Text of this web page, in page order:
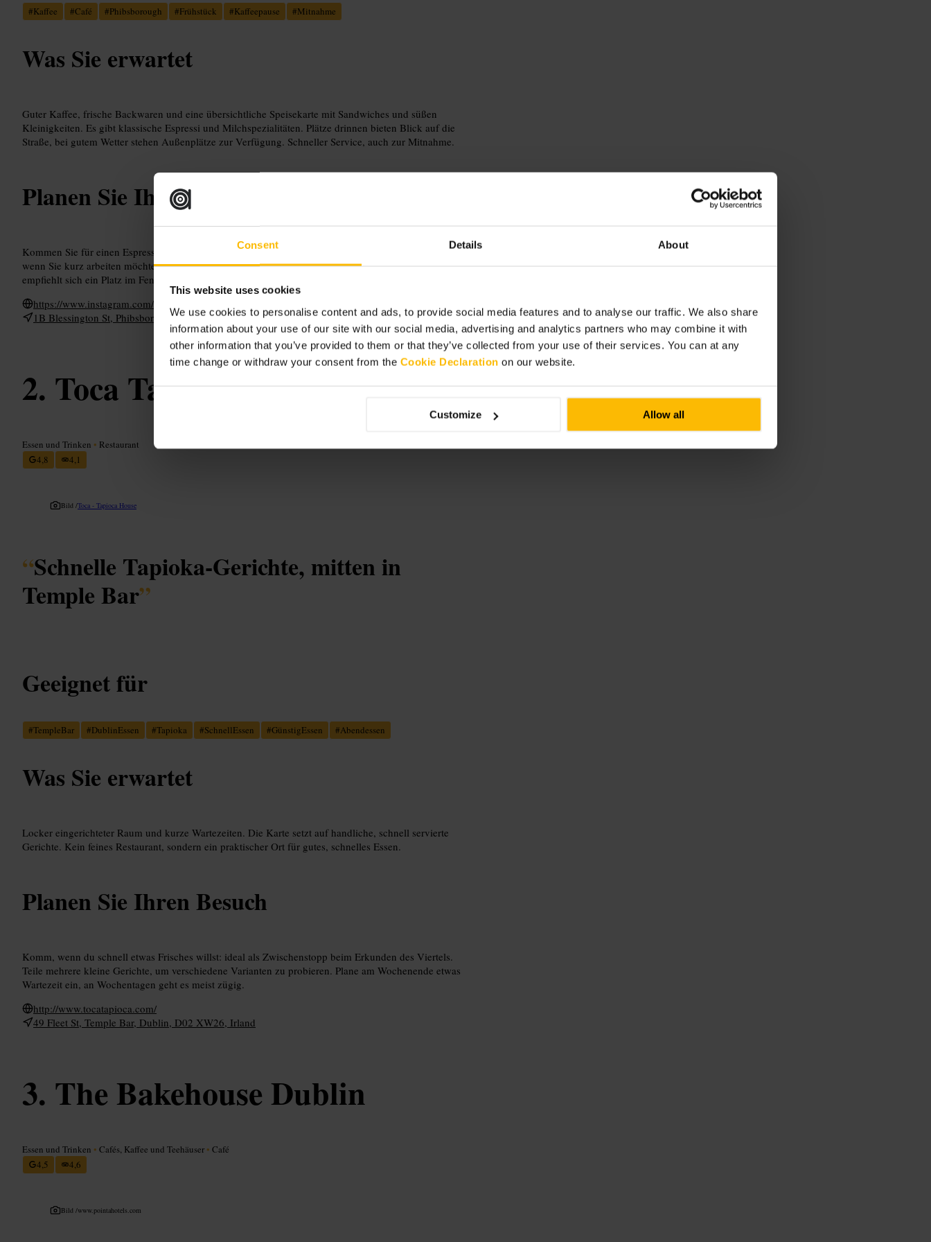
Consent Details About
This website uses cookies
We use cookies to personalise content and ads, to provide social media features and to analyse our traffic. We also share
information about your use of our site with our social media, advertising and analytics partners who may combine it with
other information that you’ve provided to them or that they’ve collected from your use of their services. You can at any
time change or withdraw your consent from the Cookie Declaration on our website.
Customize Allow all
#Kaffee #Café #Phibsborough #Frühstück #Kaffeepause #Mitnahme
Was Sie erwartet
Guter Kaffee, frische Backwaren und eine übersichtliche Speisekarte mit Sandwiches und süßen
Kleinigkeiten. Es gibt klassische Espressi und Milchspezialitäten. Plätze drinnen bieten Blick auf die
Straße, bei gutem Wetter stehen Außenplätze zur Verfügung. Schneller Service, auch zur Mitnahme.
Planen Sie Ihren Besuch
Kommen Sie für einen Espresso oder ein leichtes Frühstück. Bringen Sie bei Bedarf Ihr Notebook mit,
wenn Sie kurz arbeiten möchten, aber planen Sie keine langen Meetings ein. Für Treffen mit Freunden
empfiehlt sich ein Platz im Fenster oder draußen, je nach Wetter.
https://www.instagram.com/la_pausa_caffe/?hl=en
1B Blessington St, Phibsborough, Dublin 7, DO7 E223, Ireland
Toca Tapioca House
Essen und Trinken • Restaurant
4,8
4,1
Bild /Toca - Tapioca House
“Schnelle Tapioka-Gerichte, mitten in
Temple Bar”
Geeignet für
#TempleBar #DublinEssen #Tapioka #SchnellEssen #GünstigEssen #Abendessen
Was Sie erwartet
Locker eingerichteter Raum und kurze Wartezeiten. Die Karte setzt auf handliche, schnell servierte
Gerichte. Kein feines Restaurant, sondern ein praktischer Ort für gutes, schnelles Essen.
Planen Sie Ihren Besuch
Komm, wenn du schnell etwas Frisches willst: ideal als Zwischenstopp beim Erkunden des Viertels.
Teile mehrere kleine Gerichte, um verschiedene Varianten zu probieren. Plane am Wochenende etwas
Wartezeit ein, an Wochentagen geht es meist zügig.
http://www.tocatapioca.com/
49 Fleet St, Temple Bar, Dublin, D02 XW26, Irland
The Bakehouse Dublin
Essen und Trinken • Cafés, Kaffee und Teehäuser • Café
4,5
4,6
Bild /www.pointahotels.com